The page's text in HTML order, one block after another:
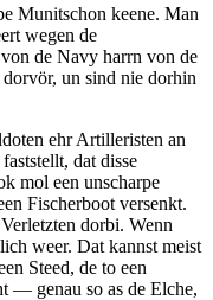
Munitschon keene. Man
wegen de
de Navy harrn von de
un sind nie dorhin
ehr Artilleristen an
dat disse
mol een unscharpe
Fischerboot versenkt.
dorbi. Wenn
weer. Dat kannst meist
Steed, de to een
— genau so as de Elche,